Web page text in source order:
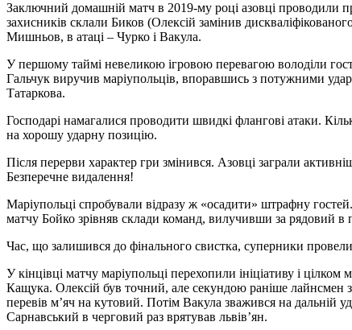
Заключний домашній матч в 2019-му році азовці проводили
захисників склали Биков (Олексій замінив
Мишньов, в атаці – Чурко і Вакула.
У першому таймі невеликою ігровою перевагою володіли
Гальчук виручив маріупольців, впоравшись з потужними
Татаркова.
Господарі намагалися проводити швидкі флангові атаки.
на хорошу ударну позицію.
Після перерви характер гри змінився. Азовці заграли
Безперечне видалення!
Маріупольці спробували відразу ж «осадити» штрафну
матчу Бойко зрівняв склади команд, вилучивши за рядовий в
Час, що залишився до фінального свистка, суперники
У кінцівці матчу маріупольці перехопили ініціативу і
Кащука. Олексій був точний, але секундою раніше лайнсмен
перевів м’яч на кутовий. Потім Вакула зважився на дальній
Сарнавський в черговий раз врятував львів’ян.